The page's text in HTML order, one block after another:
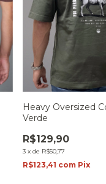
Heavy Oversized
Verde
R$129,90
3 xde R$50,77
R$123,41 com Pix